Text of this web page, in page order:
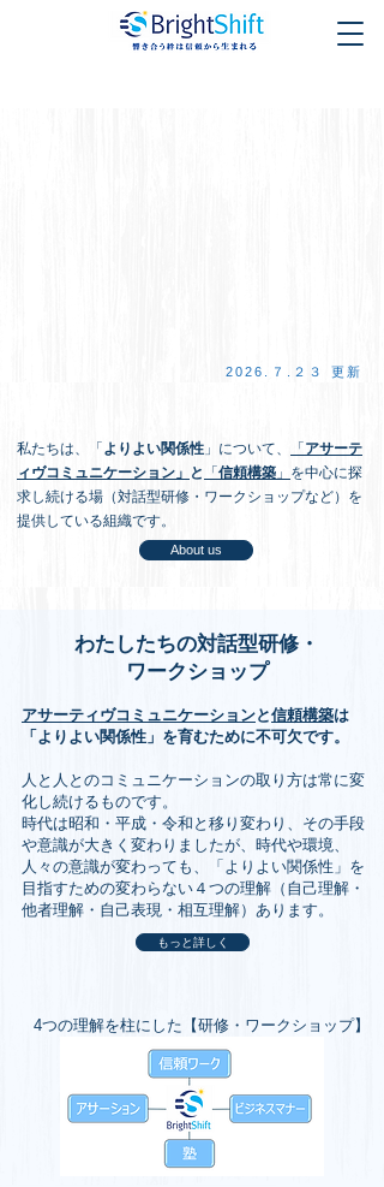
2026.７.２３ 更新
私たちは、「 よりよい関係性 」について、 「 アサーテ
ィヴコミュニケーション」 と 「 信頼構築 」 を中心に探
求し続ける場（対話型研修・ワークショップなど）を
提供している組織です。
About us
​わたしたちの対話型研修・
ワークショップ
アサーティヴコミュニケーションと信頼構築は
「よりよい関係性」を育むために不可欠です。
人と人とのコミュニケーションの取り方は常に変
化し続けるものです。
時代は昭和・平成・令和と移り変わり、その手段
や意識が大きく変わりましたが、時代や環境、
人々の意識が変わっても、「よりよい関係性」を
目指すための変わらない４つの理解（自己理解・
他者理解・自己表現・相互理解）あります。
もっと詳しく
4つの理解を柱にした【研修・ワークショップ】